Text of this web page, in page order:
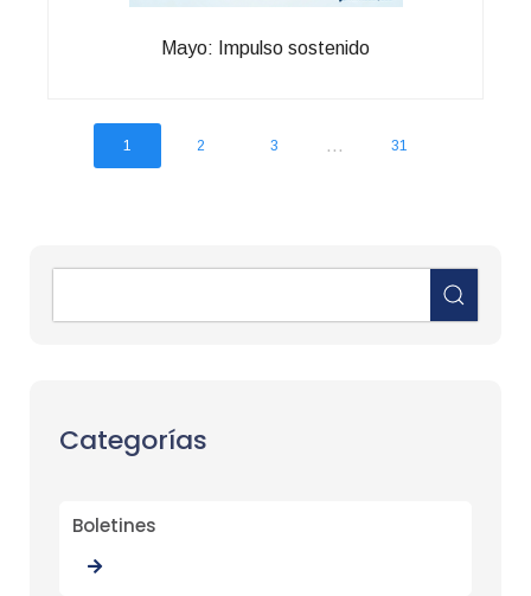
Mayo: Impulso sostenido
1 2 3 ... 31
Categorías
Boletines